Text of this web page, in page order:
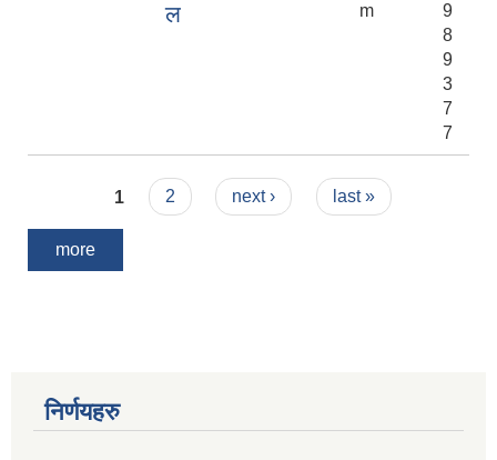
ल
m
9
8
9
3
7
7
Pages
1 2 next › last »
more
निर्णयहरु